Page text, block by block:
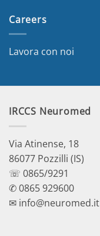
Careers
Lavora con noi
IRCCS Neuromed
Via Atinense, 18
86077 Pozzilli (IS)
☏ 0865/9291
✆ 0865 929600
✉ info@neuromed.it